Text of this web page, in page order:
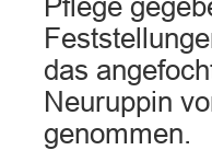
Pflege
das
Neuruppin
genommen.